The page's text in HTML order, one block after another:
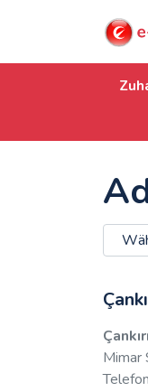
Mimar